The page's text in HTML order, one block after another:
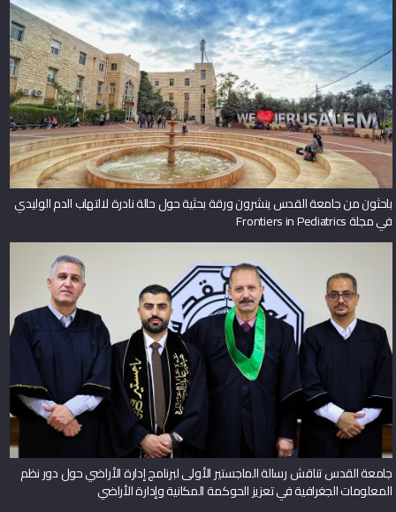
باحثون من جامعة القدس ينشرون ورقة بحثية حول حالة نادرة لالتهاب الدم الوليدي
في مجلة Frontiers in Pediatrics
جامعة القدس تناقش رسالة الماجستير الأولى لبرنامج إدارة الأراضي حول دور نظم
المعلومات الجغرافية في تعزيز الحوكمة المكانية وإدارة الأراضي